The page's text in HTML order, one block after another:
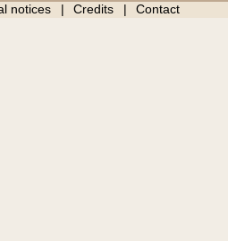
notices Credits Contact